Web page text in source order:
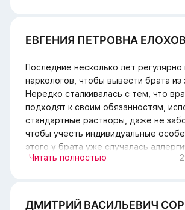
ЕВГЕНИЯ ПЕТРОВНА
Последние несколько лет
наркологов, чтобы вывести брата из
Нередко сталкивалась с тем, что
подходят к своим обязанностям,
стандартные растворы, даже не
чтобы учесть индивидуальные
этого у брата уже случалась
реакция, когда его едва смогли
экспресс-диагностику, чтобы
Читать полностью
ДМИТРИЙ ВАСИЛЬЕВИЧ